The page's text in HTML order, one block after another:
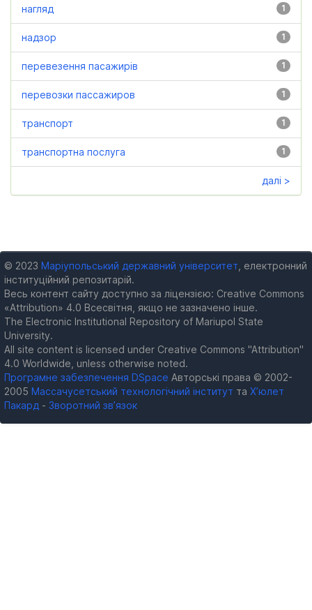
1
нагляд
1
надзор
1
перевезення пасажирів
1
перевозки пассажиров
1
транспорт
1
транспортна послуга
далі >
© 2023 Маріупольський державний університет , електронний
інституційний репозитарій.
Весь контент сайту доступно за ліцензією: Creative Commons
«Attribution» 4.0 Всесвітня, якщо не зазначено інше.
The Electronic Institutional Repository of Mariupol State
University.
All site content is licensed under Creative Commons "Attribution"
4.0 Worldwide, unless otherwise noted.
Програмне забезпечення DSpace Авторські права © 2002-
2005 Массачусетський технологічний інститут та Х’юлет
Пакард - Зворотний зв’язок